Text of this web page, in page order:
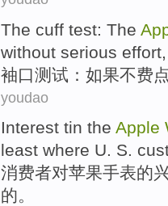
The cuff test: The
without serious effort
袖口测试 ： 如果不费
youdao
Interest tin the Apple
least where U. S.
消费者对苹果手表的
的。